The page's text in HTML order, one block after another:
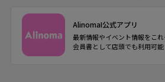
AlinomaI公式アプリ
最新情報やイベント情報をこ
会員書として店頭でも利用可能